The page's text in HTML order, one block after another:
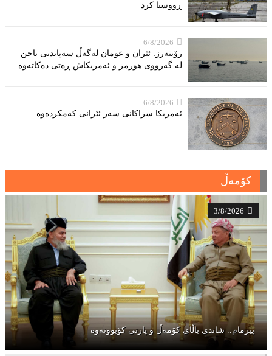
ڕووسیا کرد
6/8/2026
رۆیتەرز: ئێران و عومان لەگەڵ سەپاندنی باجن
لە گەرووی هورمز و ئەمریکاش ڕەتی دەکاتەوە
6/8/2026
ئه‌مریكا سزاكانی سه‌ر ئێرانی كه‌مكرده‌وه‌
کۆمەڵ
3/8/2026
پیرمام.. شاندی باڵای كۆمه‌ڵ و پارتی كۆبوونه‌وه‌